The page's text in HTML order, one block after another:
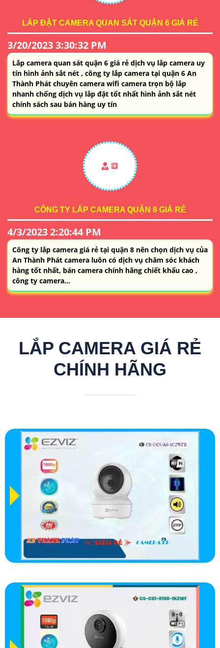
LẮP ĐẶT CAMERA QUAN SÁT QUẬN 6 GIÁ RẺ
3/20/2023 3:30:32 PM
Lắp camera quan sát quận 6 giá rẻ dịch vụ lắp camera uy
tín hình ảnh sắt nét , công ty lắp camera tại quận 6 An
Thành Phát chuyên camera wifi camera trọn bộ lắp
nhanh chống dịch vụ lắp đặt tốt nhất hình ảnh sắt nét
chính sách sau bán hàng uy tín
🔳
CÔNG TY LẮP CAMERA QUẬN 8 GIÁ RẺ
4/3/2023 2:20:44 PM
Công ty lắp camera giá rẻ tại quận 8 nên chọn dịch vụ của
An Thành Phát camera luôn có dịch vụ chăm sóc khách
hàng tốt nhất, bán camera chính hãng chiết khấu cao ,
công ty camera...
LẮP CAMERA GIÁ RẺ
CHÍNH HÃNG